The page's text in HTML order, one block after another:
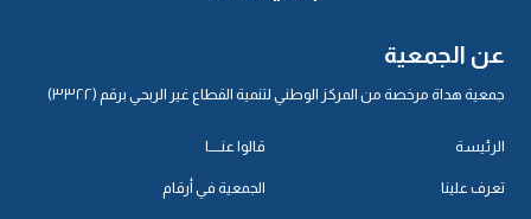
عن الجمعية
جمعية هداة مرخصة من المركز الوطني لتنمية القطاع غير الربحي برقم (٣٣٢٢)
الرئيسة
تعرف علينا
قالوا عنـــــا
الجمعية في أرقام